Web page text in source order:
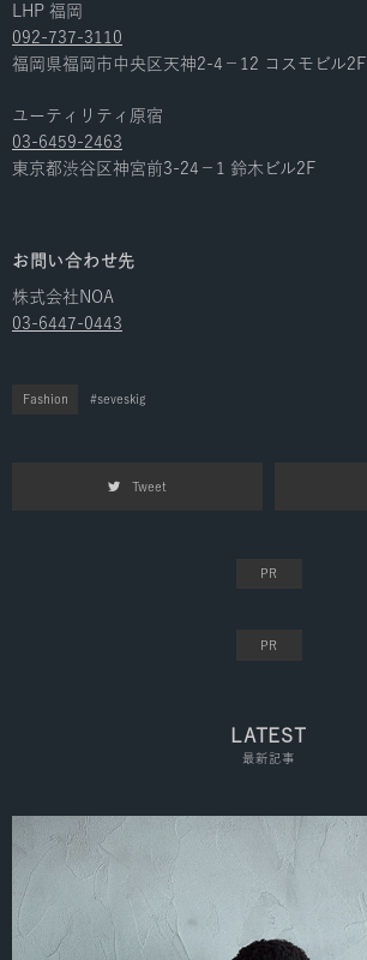
LHP 福岡
092-737-3110
福岡県福岡市中央区天神2-4−12 コスモビル2F
ユーティリティ原宿
03-6459-2463
東京都渋谷区神宮前3-24−1 鈴木ビル2F
お問い合わせ先
株式会社NOA
03-6447-0443
Fashion seveskig
Tweet
LATEST
最新記事